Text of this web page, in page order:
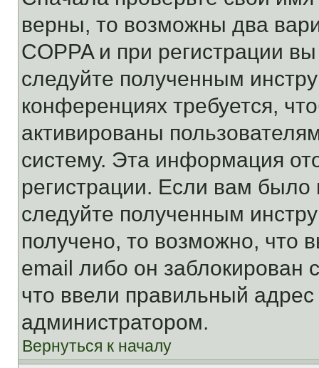
верны, то возможны два
COPPA и при регистрации
следуйте полученным
конференциях требуется,
активированы
систему. Эта информация
регистрации. Если вам
следуйте полученным
получено, то возможно, что
email либо он
что ввели правильный адрес
администратором.
Вернуться к началу